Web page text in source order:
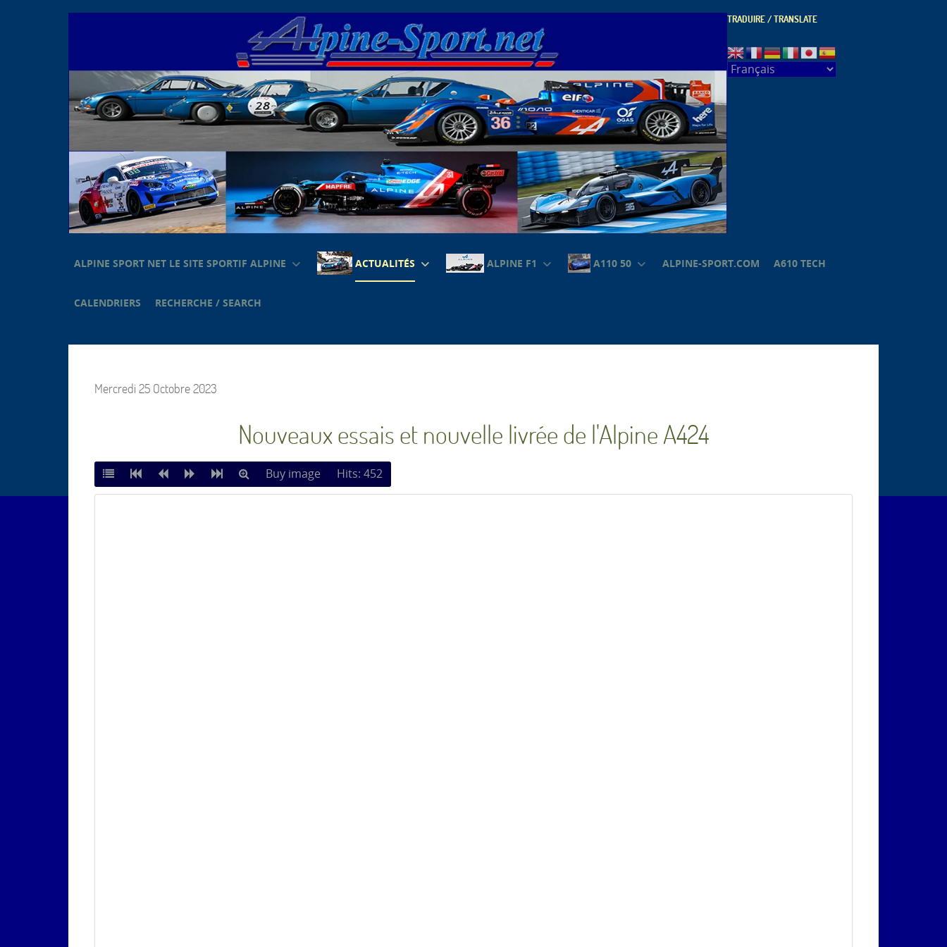
TRADUIRE / TRANSLATE
ALPINE SPORT NET LE SITE SPORTIF ALPINE ACTUALITÉS ALPINE F1 A110 50 ALPINE-SPORT.COM A610 TECH
CALENDRIERS RECHERCHE / SEARCH
Mercredi 25 Octobre 2023
Nouveaux essais et nouvelle livrée de l'Alpine A424
Buy image Hits: 452